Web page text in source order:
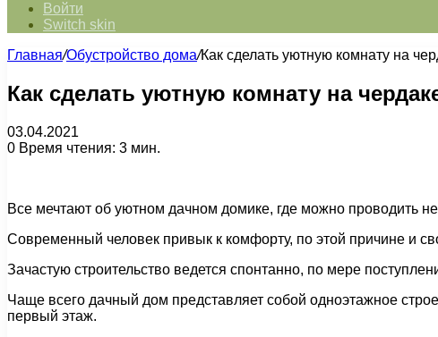
Войти
Switch skin
Главная/Обустройство дома/Как сделать уютную комнату на
Как сделать уютную комнату на
03.04.2021
0 Время чтения: 3 мин.
Все мечтают об уютном дачном домике, где можно проводить
Современный человек привык к комфорту, по этой причине и
Зачастую строительство ведется спонтанно, по мере
Чаще всего дачный дом представляет собой одноэтажное
первый этаж.